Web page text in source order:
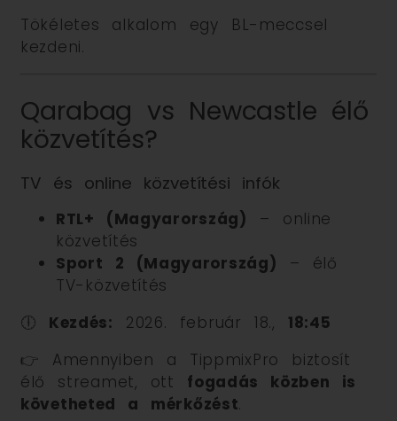
Tökéletes alkalom egy BL-meccsel
kezdeni.
Qarabag vs Newcastle élő
közvetítés?
TV és online közvetítési infók
RTL+ (Magyarország) – online
közvetítés
Sport 2 (Magyarország) – élő
TV-közvetítés
🕕 Kezdés: 2026. február 18., 18:45
👉 Amennyiben a TippmixPro biztosít
élő streamet, ott fogadás közben is
követheted a mérkőzést.